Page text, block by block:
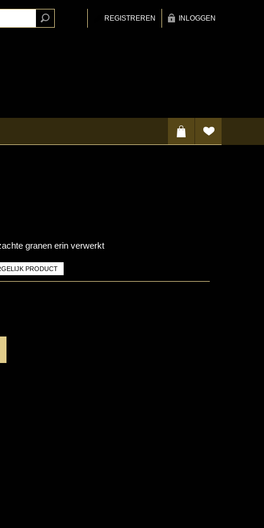
REGISTREREN INLOGGEN
granen erin verwerkt